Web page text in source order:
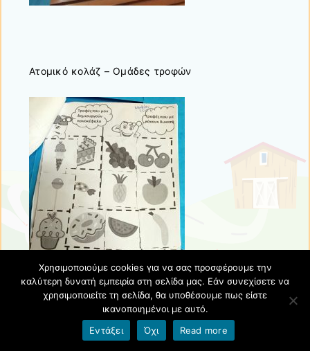
Ατομικό κολάζ – Ομάδες τροφών
Χρησιμοποιούμε cookies για να σας προσφέρουμε την
καλύτερη δυνατή εμπειρία στη σελίδα μας. Εάν συνεχίσετε να
χρησιμοποιείτε τη σελίδα, θα υποθέσουμε πως είστε
ικανοποιημένοι με αυτό.
Εντάξει
Όχι Read more